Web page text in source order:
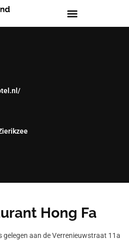
Hong Fa
gelegen aan de Verrenieuwstraat 11a